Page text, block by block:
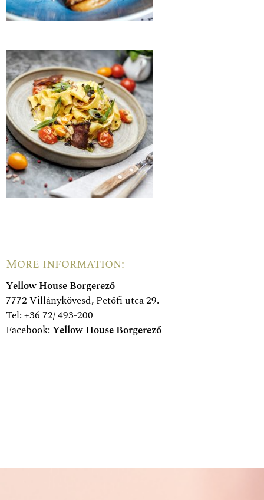
More information:
Yellow House Borgerező
7772 Villánykövesd, Petőfi utca 29.
Tel: +36 72/ 493-200
Facebook:Yellow House Borgerező